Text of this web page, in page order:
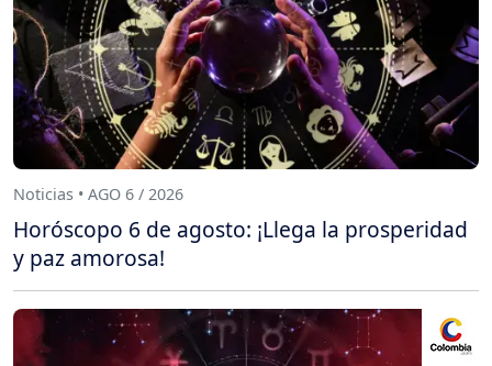
Noticias • AGO 6 / 2026
Horóscopo 6 de agosto: ¡Llega la prosperidad
y paz amorosa!